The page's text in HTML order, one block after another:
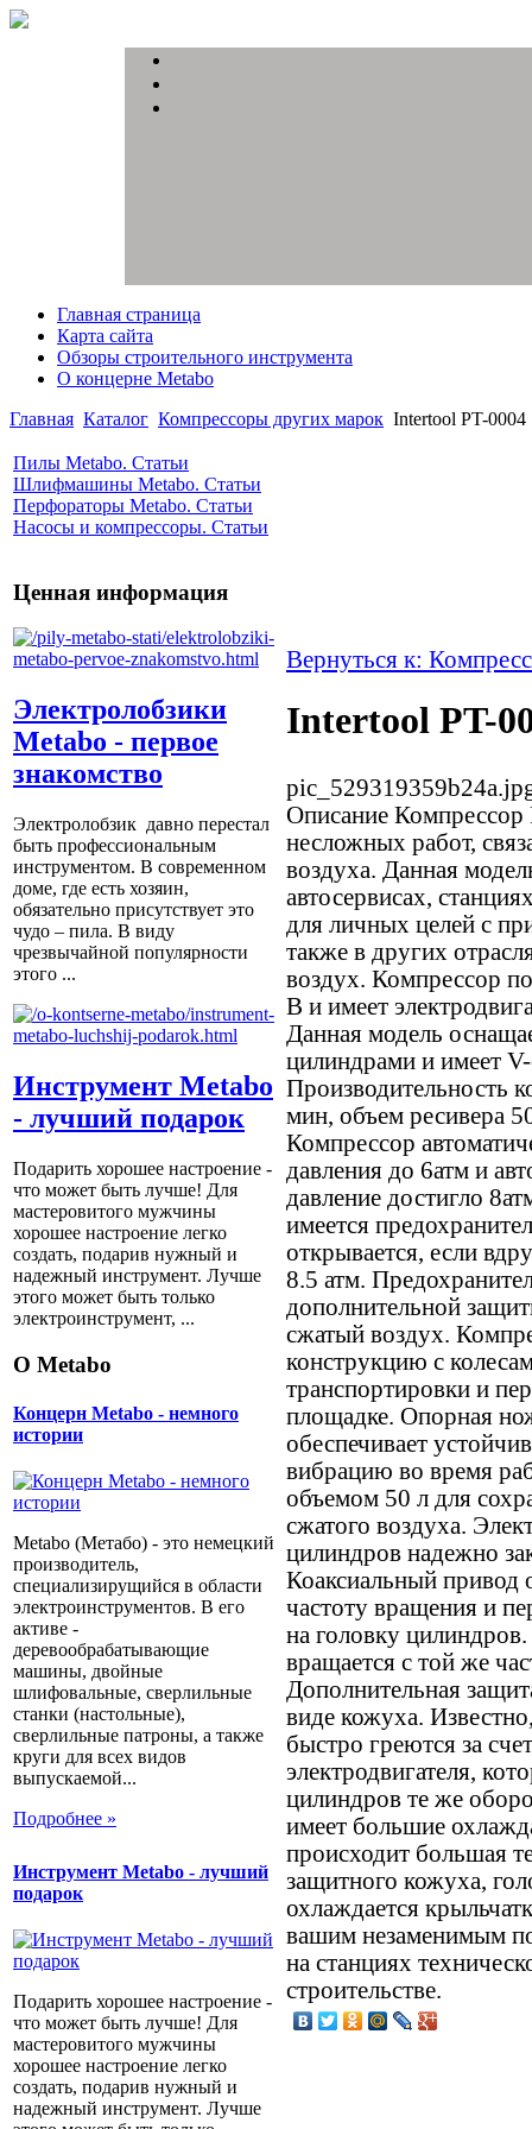
Главная страница
Карта сайта
Обзоры строительного инструмента
О концерне Metabo
Главная Каталог Компрессоры других марок Intertool PT-0004
Пилы Metabo. Статьи
Шлифмашины Metabo. Статьи
Перфораторы Metabo. Статьи
Насосы и компрессоры. Статьи
Ценная информация
Электролобзики
Metabo - первое
знакомство
Электролобзик давно перестал
быть профессиональным
инструментом. В современном
доме, где есть хозяин,
обязательно присутствует это
чудо – пила. В виду
чрезвычайной популярности
этого ...
Инструмент Metabo
- лучший подарок
Подарить хорошее настроение -
что может быть лучше! Для
мастеровитого мужчины
хорошее настроение легко
создать, подарив нужный и
надежный инструмент. Лучше
этого может быть только
электроинструмент, ...
О Metabo
Концерн Metabo - немного
истории
Metabo (Метабо) - это немецкий
производитель,
специализирущийся в области
электроинструментов. В его
активе -
деревообрабатывающие
машины, двойные
шлифовальные, сверлильные
станки (настольные),
сверлильные патроны, а также
круги для всех видов
выпускаемой...
Подробнее »
Инструмент Metabo - лучший
подарок
Подарить хорошее настроение -
что может быть лучше! Для
мастеровитого мужчины
хорошее настроение легко
создать, подарив нужный и
надежный инструмент. Лучше
Вернуться к:
Intertool PT-
Описание Компрессор
несложных работ,
воздуха. Данная
автосервисах,
для личных целей с
также в других
воздух. Компрессор
В и имеет
Данная модель
цилиндрами и имеет
Производительность
мин, объем ресивера
Компрессор
давления до 6атм и
давление достигло
имеется
открывается, если
8.5 атм.
дополнительной
сжатый воздух.
конструкцию с
транспортировки и
площадке. Опорная
обеспечивает
вибрацию во время
объемом 50 л для
сжатого воздуха.
цилиндров надежно
Коаксиальный привод
частоту вращения и
на головку цилиндров.
вращается с той же
Дополнительная
виде кожуха.
быстро греются за
электродвигателя,
цилиндров те же
имеет большие
происходит большая
защитного кожуха,
охлаждается
вашим незаменимым
на станциях
строительстве.